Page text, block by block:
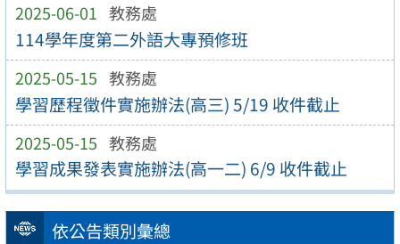
2025-06-01 教務處
114學年度第二外語大專預修班
2025-05-15 教務處
學習歷程徵件實施辦法(高三) 5/19 收件截止
2025-05-15 教務處
學習成果發表實施辦法(高一二) 6/9 收件截止
依公告類別彙總